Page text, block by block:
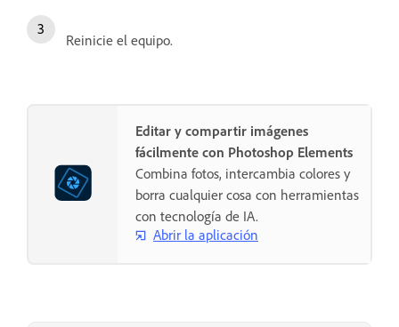
Reinicie el equipo.
Editar y compartir imágenes
fácilmente con Photoshop Elements
Combina fotos, intercambia colores y
borra cualquier cosa con herramientas
con tecnología de IA.
Abrir la aplicación